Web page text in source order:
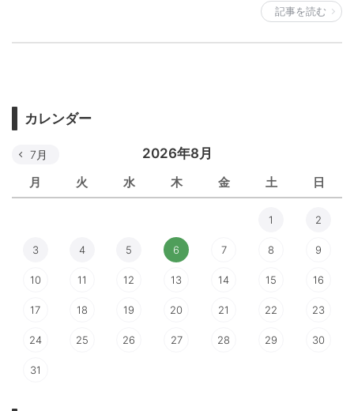
記事を読む
カレンダー
2026年8月
月 火 水 木 金 土 日
7月
1 2
3 4 5 6 7 8 9
10 11 12 13 14 15 16
17 18 19 20 21 22 23
24 25 26 27 28 29 30
31